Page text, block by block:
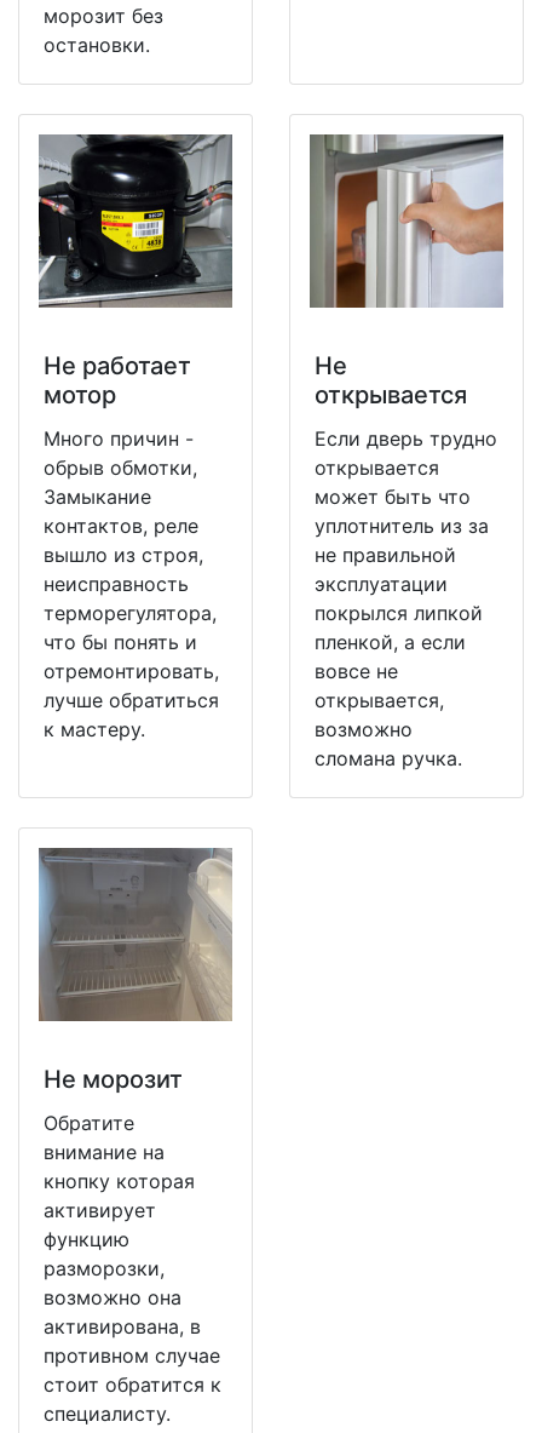
морозит без
остановки.
Не работает
мотор
Много причин -
обрыв обмотки,
Замыкание
контактов, реле
вышло из строя,
неисправность
терморегулятора,
что бы понять и
отремонтировать,
лучше обратиться
к мастеру.
Не
открывается
Если дверь трудно
открывается
может быть что
уплотнитель из за
не правильной
эксплуатации
покрылся липкой
пленкой, а если
вовсе не
открывается,
возможно
сломана ручка.
Не морозит
Обратите
внимание на
кнопку которая
активирует
функцию
разморозки,
возможно она
активирована, в
противном случае
стоит обратится к
специалисту.